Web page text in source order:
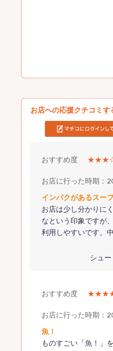
お店への応援クチコミ
おすすめ度
お店に行った時期：
インパクがあるスー
お店は少し分かりに
なという印象ですが
利用しやすいです。
シュ
おすすめ度
お店に行った時期：
魚！
ものすごい「魚！」